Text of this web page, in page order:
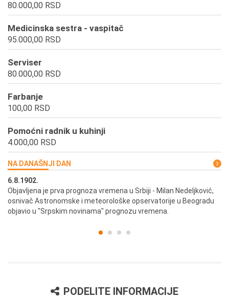
80.000,00 RSD
Medicinska sestra - vaspitač
95.000,00 RSD
Serviser
80.000,00 RSD
Farbanje
100,00 RSD
Pomoćni radnik u kuhinji
4.000,00 RSD
NA DANAŠNJI DAN
6.8.1902.
Objavljena je prva prognoza vremena u Srbiji - Milan Nedeljković,
osnivač Astronomske i meteorološke opservatorije u Beogradu
objavio u "Srpskim novinama" prognozu vremena.
PODELITE INFORMACIJE